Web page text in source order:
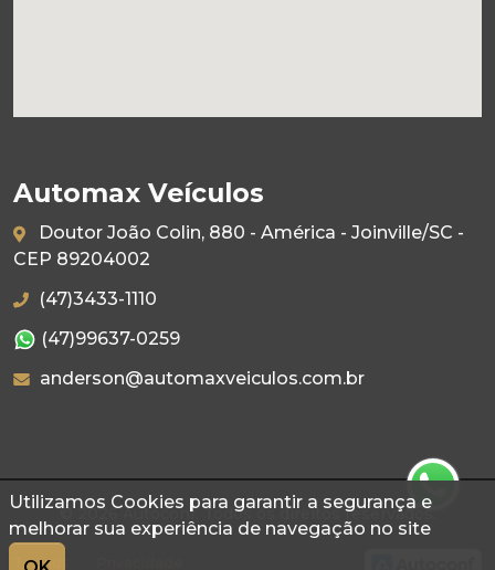
Utilizamos Cookies para garantir a segurança e
melhorar sua experiência de navegação no site
Automax Veículos
Doutor João Colin, 880 - América - Joinville/SC -
CEP 89204002
(47)3433-1110
(47)99637-0259
anderson@automaxveiculos.com.br
© 2026 Autoconf. Todos os direitos reservados.
Termos